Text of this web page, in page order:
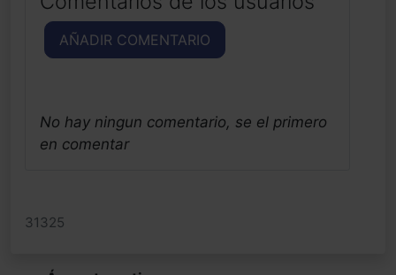
AÑADIR COMENTARIO
No hay ningun comentario, se el primero
en comentar
31325